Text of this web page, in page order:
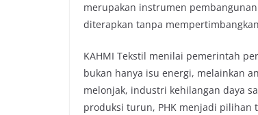
merupakan instrumen
diterapkan tanpa
KAHMI Tekstil menilai pemerintah
bukan hanya isu energi, melainkan
melonjak, industri kehilangan daya
produksi turun, PHK menjadi pilihan